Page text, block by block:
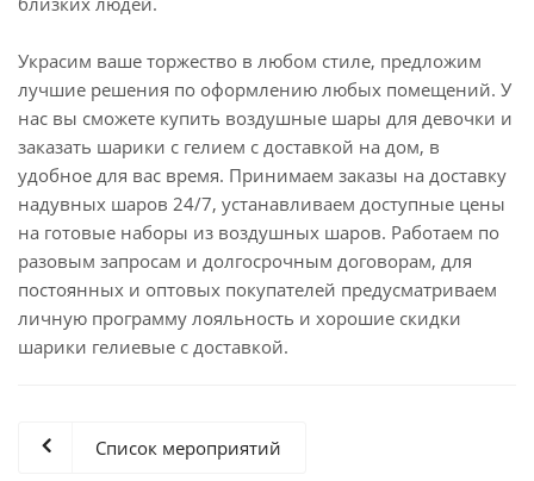
Украсим ваше торжество в любом стиле, предложим
лучшие решения по оформлению любых помещений. У
нас вы сможете купить воздушные шары для девочки и
заказать шарики с гелием с доставкой на дом, в
удобное для вас время. Принимаем заказы на доставку
надувных шаров 24/7, устанавливаем доступные цены
на готовые наборы из воздушных шаров. Работаем по
разовым запросам и долгосрочным договорам, для
постоянных и оптовых покупателей предусматриваем
личную программу лояльность и хорошие скидки
шарики гелиевые с доставкой.
Список мероприятий